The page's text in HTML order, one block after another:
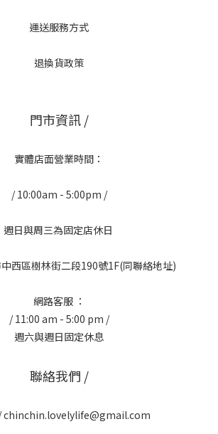
運送服務方式
退換貨政策
門市資訊 /
實體店面營業時間：
/ 10:00am - 5:00pm /
週日與周三為固定店休日
西區樹林街二段190號1F(同聯絡地址)
網路客服 ：
/ 11:00 am - 5:00 pm /
週六與週日固定休息
聯絡我們 /
chinchin.lovelylife@gmail.com